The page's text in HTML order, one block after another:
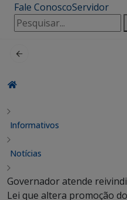
Fale ConoscoServidor
Pesquisar
por:
Informativos
Notícias
Governador atende
Lei que altera promoção